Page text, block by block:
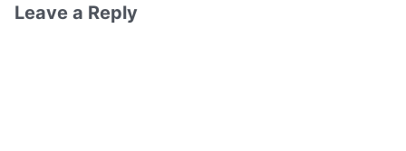
Leave a Reply